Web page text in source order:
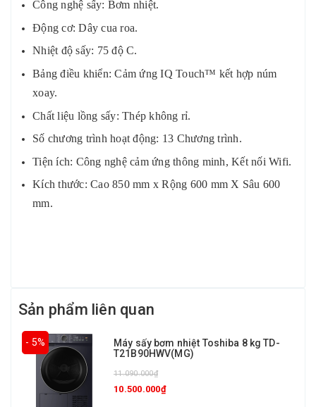
Công nghệ sấy: Bơm nhiệt.
Động cơ: Dây cua roa.
Nhiệt độ sấy: 75 độ C.
Bảng điều khiển: Cảm ứng IQ Touch™ kết hợp núm
xoay.
Chất liệu lồng sấy: Thép không rỉ.
Số chương trình hoạt động: 13 Chương trình.
Tiện ích: Công nghệ cảm ứng thông minh, Kết nối Wifi.
Kích thước: Cao 850 mm x Rộng 600 mm X Sâu 600
mm.
Sản phẩm liên quan
- 5%
Máy sấy bơm nhiệt Toshiba 8 kg TD-
T21B90HWV(MG)
11.090.000₫
10.500.000₫